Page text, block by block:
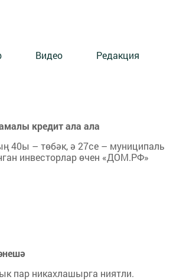
Видео Редакция
кредит ала ала
40ы – төбәк, ә 27се – муниципаль
инвесторлар өчен «ДОМ.РФ»
пар никахлашырга ниятли.